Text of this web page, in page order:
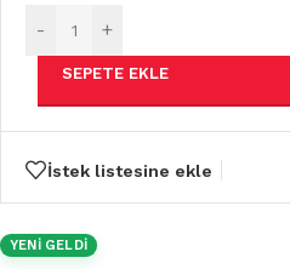
- +
SEPETE EKLE
İstek listesine ekle
YENİ GELDİ